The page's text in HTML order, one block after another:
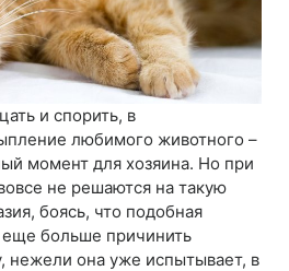
и спорить, в
любимого животного –
момент для хозяина. Но при
не решаются на такую
боясь, что подобная
больше причинить
нежели она уже испытывает, в